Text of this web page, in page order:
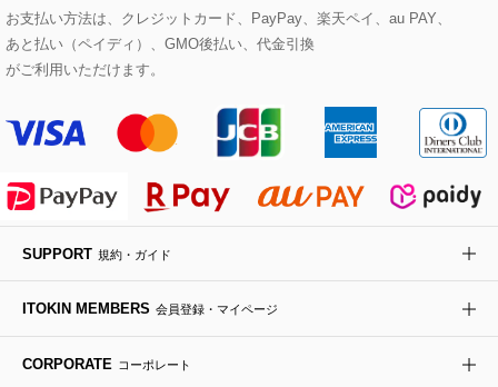
eur3
Maison de CINQ
MK MICHEL KLEIN BAG
HIROKO KOSHINO
セットアップワンピース
ステンカラーコート
ライダースジャケット
デニムジャケット
ダウンジャケット・コート
ヘアアクセサリー
ハンカチ・バンダナ
手袋
チャーム・ストラップ
ブローチ・コサージュ
ボストンバッグ
バックパック・リュック
ボディバッグ・メッセンジャーバッグ
トラベルバッグ
スニーカー
フラットシューズ
ローファー
ドレスシューズ
ローズ
カサブランカ・カラー
ラナンキュラス
ポプリアレンジ＆フレグランス
お支払い方法は、クレジットカード、PayPay、楽天ペイ、au PAY、
あと払い（ペイディ）、GMO後払い、代金引換
がご利用いただけます。
SUPPORT 規約・ガイド
ITOKIN MEMBERS 会員登録・マイページ
CORPORATE コーポレート